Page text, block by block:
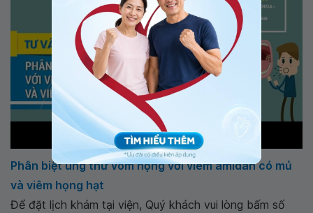
Phân biệt ung thư vòm họng với viêm amidan có mủ
và viêm họng hạt
Để đặt lịch khám tại viện, Quý khách vui lòng bấm số